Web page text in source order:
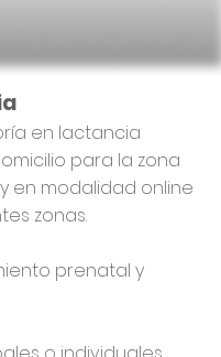
en lactancia
para la zona
en modalidad online
zonas.
prenatal y